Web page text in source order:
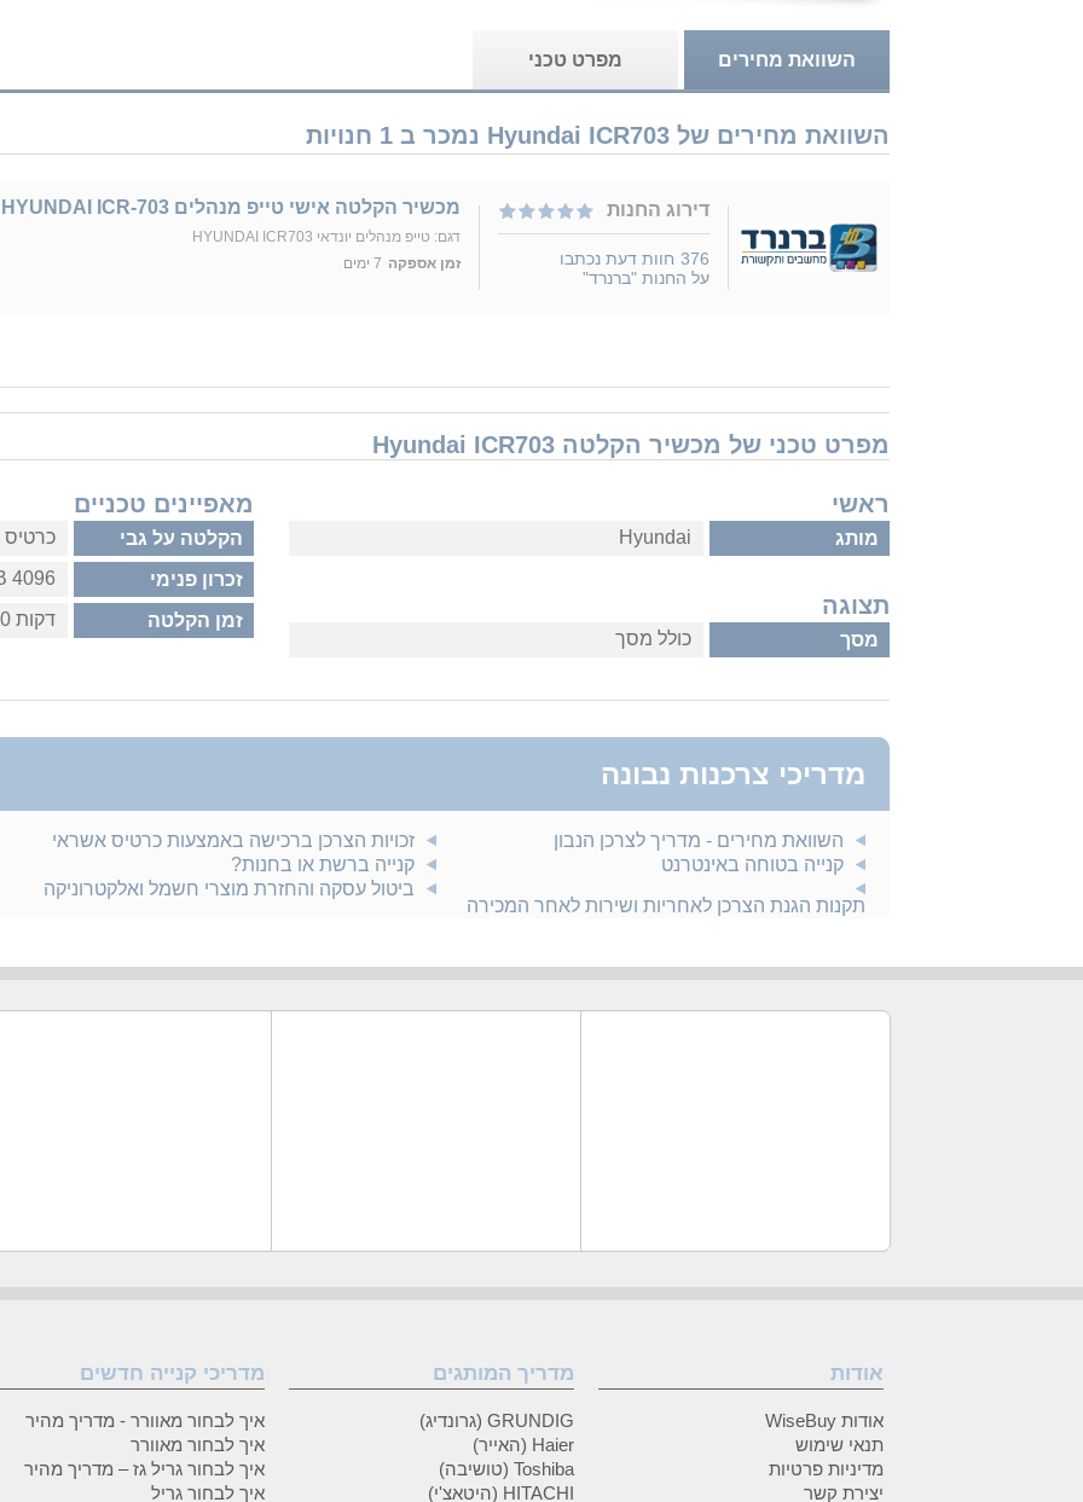
השוואת מחירים מפרט טכני
השוואת מחירים של Hyundai ICR703 נמכר ב 1 חנויות
דירוג החנות
376 חוות דעת נכתבו
על החנות "ברנרד"
מכשיר הקלטה אישי טייפ מנהלים HYUNDAI ICR-703
דגם: טייפ מנהלים יונדאי HYUNDAI ICR703
זמן אספקה 7 ימים
מפרט טכני של מכשיר הקלטה Hyundai ICR703
ראשי
מותג Hyundai
תצוגה
מסך כולל מסך
מאפיינים טכניים
הקלטה על גבי כרטיס
זכרון פנימי 4096 MB
זמן הקלטה 8160 דקות
מדריכי צרכנות נבונה
השוואת מחירים - מדריך לצרכן הנבון
קנייה בטוחה באינטרנט
תקנות הגנת הצרכן לאחריות ושירות לאחר המכירה
זכויות הצרכן ברכישה באמצעות כרטיס אשראי
קנייה ברשת או בחנות?
ביטול עסקה והחזרת מוצרי חשמל ואלקטרוניקה
אודות
אודות WiseBuy
תנאי שימוש
מדיניות פרטיות
יצירת קשר
מדריך המותגים
GRUNDIG (גרונדיג)
Haier (האייר)
Toshiba (טושיבה)
HITACHI (היטאצ'י)
מדריכי קנייה חדשים
איך לבחור מאוורר - מדריך מהיר
איך לבחור מאוורר
איך לבחור גריל גז – מדריך מהיר
איך לבחור גריל